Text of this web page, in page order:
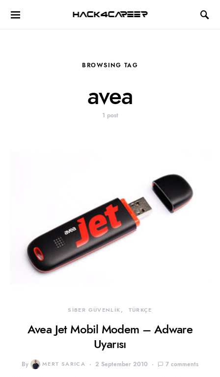
Hack4Career
BROWSING TAG
avea
1 post
SİBER GÜVENLİK TÜRKÇE
Avea Jet Mobil Modem – Adware
Uyarısı
By MERT SARICA 2 September 2010 7 comments